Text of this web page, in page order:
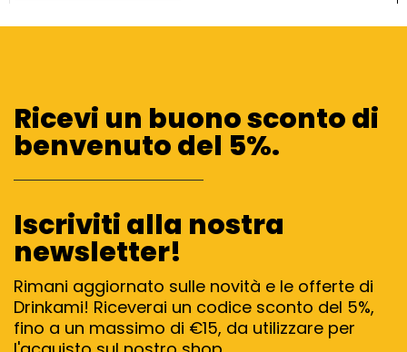
Ricevi un buono sconto di
benvenuto del 5%.
Iscriviti alla nostra
newsletter!
Rimani aggiornato sulle novità e le offerte di
Drinkami! Riceverai un codice sconto del 5%,
fino a un massimo di €15, da utilizzare per